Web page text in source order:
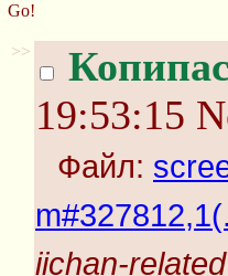
Go!
>>
19:53:15
Файл:
iichan-